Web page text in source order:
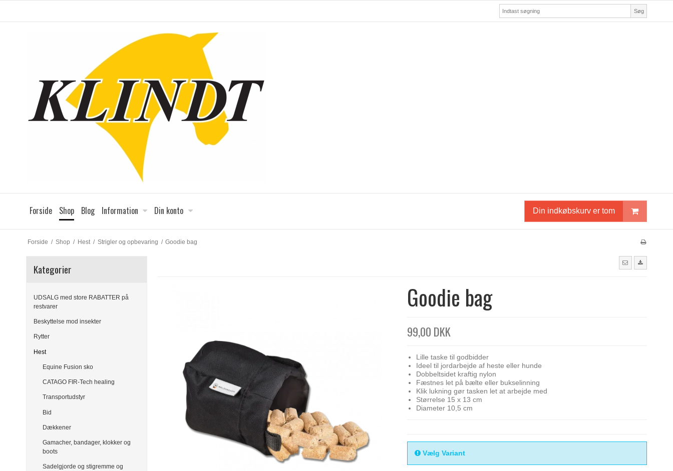
Søg
Forside Shop Blog Information Din konto Din indkøbskurv er tom
Forside / Shop / Hest / Strigler og opbevaring / Goodie bag
Kategorier
UDSALG med store RABATTER på
restvarer
Beskyttelse mod insekter
Rytter
Hest
Equine Fusion sko
CATAGO FIR-Tech healing
Transportudstyr
Bid
Dækkener
Gamacher, bandager, klokker og
boots
Sadelgjorde og stigremme og
Goodie bag
99,00 DKK
Lille taske til godbidder
Ideel til jordarbejde af heste eller hunde
Dobbeltsidet kraftig nylon
Fæstnes let på bælte eller bukselinning
Klik lukning gør tasken let at arbejde med
Størrelse 15 x 13 cm
Diameter 10,5 cm
Vælg Variant